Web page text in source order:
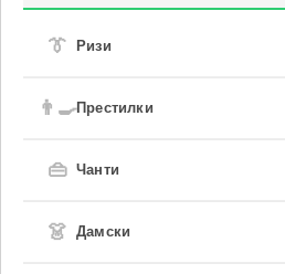
👔 Ризи
👨‍🍳Престилки
👜 Чанти
👗 Дамски